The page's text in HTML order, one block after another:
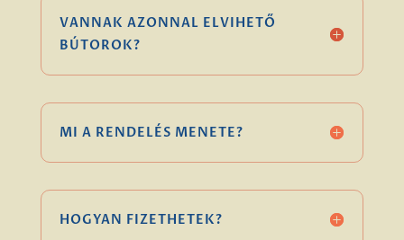
VANNAK AZONNAL ELVIHETŐ
BÚTOROK?
MI A RENDELÉS MENETE?
HOGYAN FIZETHETEK?